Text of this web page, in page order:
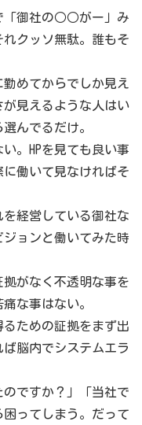
「御社の○○がー」み
クッソ無駄。誰もそ
めてからでしか見え
見えるような人はい
んでるだけ。
。HPを見ても良い事
働いて見なければそ
経営している御社な
ョンと働いてみた時
がなく不透明な事を
な事はない。
ための証拠をまず出
脳内でシステムエラ
ですか？」「当社で
ってしまう。だって